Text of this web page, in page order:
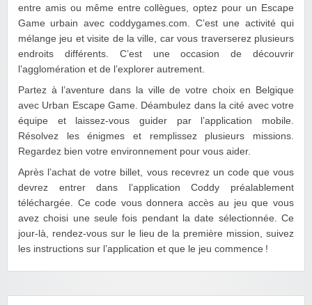
entre amis ou même entre collègues, optez pour un Escape
Game urbain avec coddygames.com. C’est une activité qui
mélange jeu et visite de la ville, car vous traverserez plusieurs
endroits différents. C’est une occasion de découvrir
l’agglomération et de l’explorer autrement.
Partez à l’aventure dans la ville de votre choix en Belgique
avec Urban Escape Game. Déambulez dans la cité avec votre
équipe et laissez-vous guider par l’application mobile.
Résolvez les énigmes et remplissez plusieurs missions.
Regardez bien votre environnement pour vous aider.
Après l’achat de votre billet, vous recevrez un code que vous
devrez entrer dans l’application Coddy préalablement
téléchargée. Ce code vous donnera accès au jeu que vous
avez choisi une seule fois pendant la date sélectionnée. Ce
jour-là, rendez-vous sur le lieu de la première mission, suivez
les instructions sur l’application et que le jeu commence !